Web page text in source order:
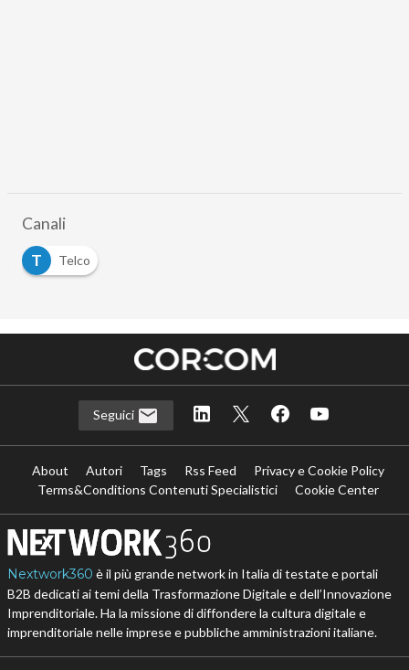
Canali
T
Telco
Seguici
About Autori Tags Rss Feed
Privacy e Cookie Policy
Terms&Conditions Contenuti Specialistici
Cookie Center
Nextwork360 è il più grande network in Italia di testate e portali
B2B dedicati ai temi della Trasformazione Digitale e dell’Innovazione
Imprenditoriale. Ha la missione di diffondere la cultura digitale e
imprenditoriale nelle imprese e pubbliche amministrazioni italiane.